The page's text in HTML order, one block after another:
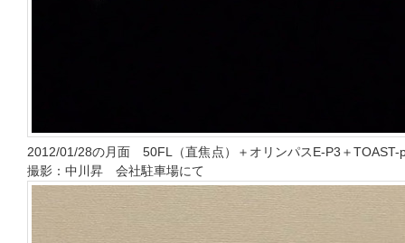
2012/01/28の月面 50FL（直焦点）＋オリンパスE-P3＋
撮影：中川昇 会社駐車場にて